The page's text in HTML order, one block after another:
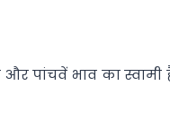
पांचवें भाव का